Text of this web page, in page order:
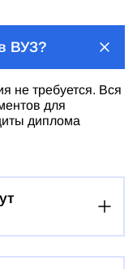
ВУЗ?
не требуется. Вся
для
диплома